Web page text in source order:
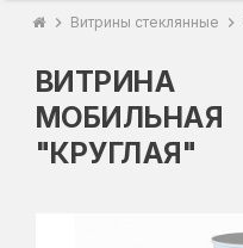
chevron_right Витрины стеклянные chevron_right
ВИТРИНА
МОБИЛЬНАЯ
"КРУГЛАЯ"